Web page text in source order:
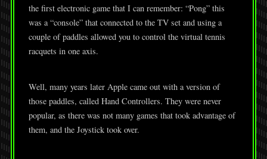
the first electronic game that I can remember: “Pong” this
was a “console” that connected to the TV set and using a
couple of paddles allowed you to control the virtual tennis
racquets in one axis.
Well, many years later Apple came out with a version of
those paddles, called Hand Controllers. They were never
popular, as there was not many games that took advantage of
them, and the Joystick took over.